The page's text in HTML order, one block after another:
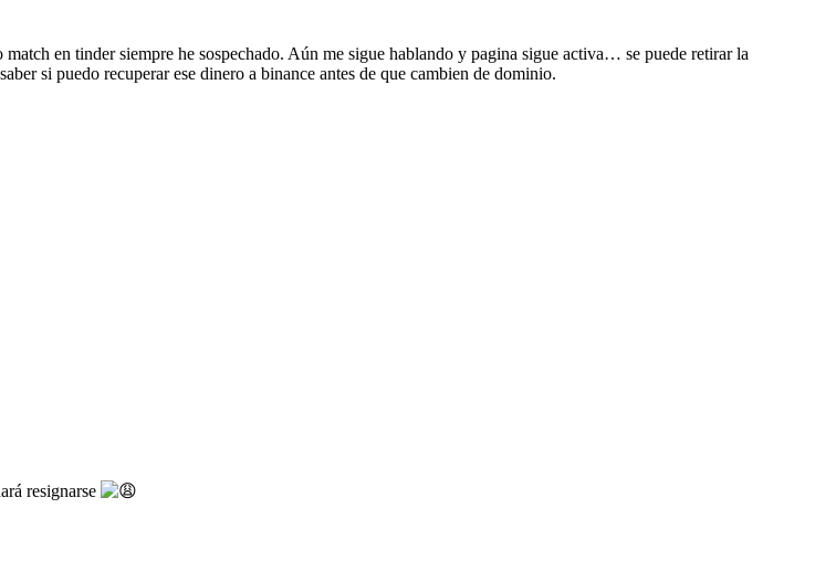
en tinder siempre he sospechado. Aún me sigue hablando y pagina sigue activa… se puede retirar la
si puedo recuperar ese dinero a binance antes de que cambien de dominio.
resignarse